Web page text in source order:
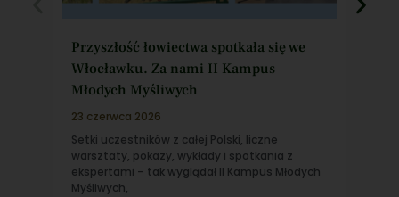
Przyszłość łowiectwa spotkała się we
Włocławku. Za nami II Kampus
Młodych Myśliwych
23 czerwca 2026
Setki uczestników z całej Polski, liczne
warsztaty, pokazy, wykłady i spotkania z
ekspertami – tak wyglądał II Kampus Młodych
Myśliwych,